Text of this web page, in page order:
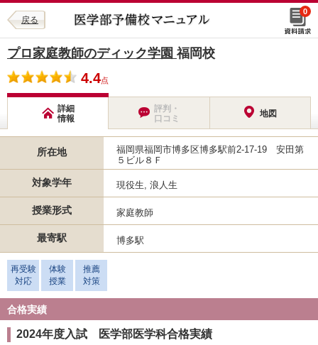
戻る
0
プロ家庭教師のディック学園 福岡校
4.4点
詳細
情報
評判・
口コミ
地図
所在地
福岡県福岡市博多区博多駅前2-17-19 安田第
５ビル８Ｆ
対象学年 現役生, 浪人生
授業形式 家庭教師
最寄駅 博多駅
再受験
対応
体験
授業
推薦
対策
合格実績
2024年度入試 医学部医学科合格実績